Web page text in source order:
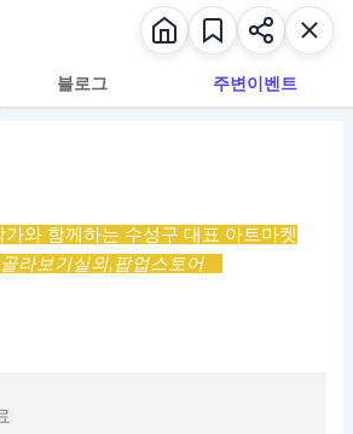
블로그 주변이벤트
가와 함께하는 수성구 대표 아트마켓
골라보기실외,팝업스토어